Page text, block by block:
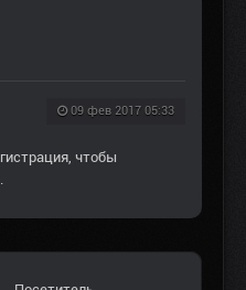
09 фев 2017 05:33
, чтобы